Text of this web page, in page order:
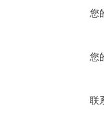
您
您
联